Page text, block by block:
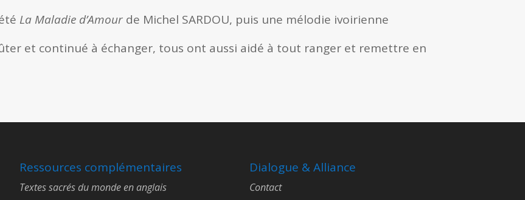
La Maladie d’Amour de Michel SARDOU, puis une mélodie ivoirienne
et continué à échanger, tous ont aussi aidé à tout ranger et remettre en
Ressources complémentaires
Textes sacrés du monde en anglais
Dialogue & Alliance
Contact